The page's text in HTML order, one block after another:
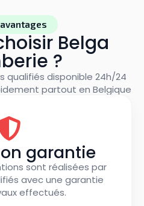
Belga
?
qualifiés disponible 24h/24
partout en Belgique
garantie
sont réalisées par
avec une garantie
effectués.